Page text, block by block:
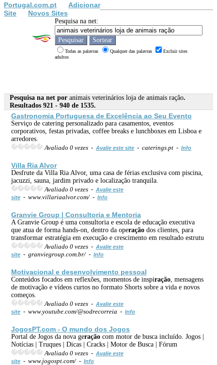
Portugal.com.pt
Adicionar
Site
Novos Sites
Pesquisa na net:
Todas as palavras Qualquer das palavras
Excluir sites
adultos
Pesquisa na net por animais veterinários loja de animais ração.
Resultados 921 - 940 de 1535.
Gastronomia Portuguesa de Excelência ao Seu Evento
Serviço de catering personalizado para casamentos, eventos
corporativos, festas privadas, coffee breaks e lunchboxes em Lisboa e
arredores.
Avaliado 0 vezes - Avalie este site - caterings.pt - Info
Villa Ria Alvor
Desfrute da Villa Ria Alvor, uma casa de férias exclusiva com piscina,
jacuzzi, sauna, jardim privado e localização tranquila.
Avaliado 0 vezes - Avalie este
site - www.villariaalvor.com/ - Info
Granvie Group | Consultoria e Mentoria
A Granvie Group é uma consultoria e escola de educação executiva
que atua de forma hands-on, dentro da operação dos clientes, para
transformar estratégia em execução e crescimento em resultado estrutu
Avaliado 0 vezes - Avalie este
site - granviegroup.com.br/ - Info
Motivacional e desenvolvimento pessoal
Conteúdos focados em reflexões, momentos de inspiração , mensagens
de motivação e vídeos curtos no formato Shorts sobre a vida e novos
começos.
Avaliado 0 vezes - Avalie este
site - www.youtube.com/@sodrecorreia - Info
JogosPT.com - O mundo dos Jogos
Portal de Jogos da nova geração com motor de busca incluído. Jogos |
Notícias | Truques | Dicas | Cracks | Motor de Busca | Fórum
Avaliado 0 vezes - Avalie este
site - www.jogospt.com/ - Info